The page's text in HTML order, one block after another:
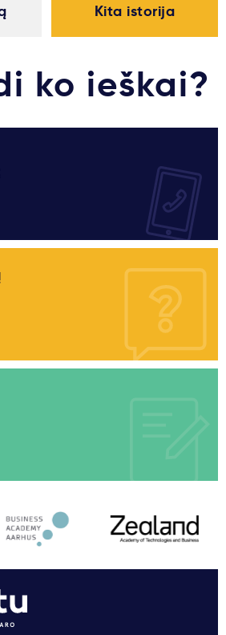
Kita istorija
ko ieškai?